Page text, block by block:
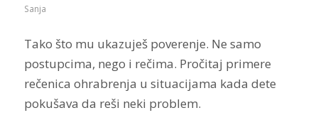
Sanja
Tako što mu ukazuješ poverenje. Ne samo
postupcima, nego i rečima. Pročitaj primere
rečenica ohrabrenja u situacijama kada dete
pokušava da reši neki problem.